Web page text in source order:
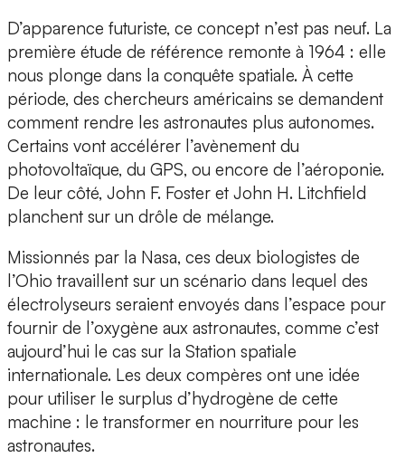
D’apparence futuriste, ce concept n’est pas neuf. La
première étude de référence remonte à 1964 : elle
nous plonge dans la conquête spatiale. À cette
période, des chercheurs américains se demandent
comment rendre les astronautes plus autonomes.
Certains vont accélérer l’avènement du
photovoltaïque, du GPS, ou encore de l’aéroponie.
De leur côté, John F. Foster et John H. Litchfield
planchent sur un drôle de mélange.
Missionnés par la Nasa, ces deux biologistes de
l’Ohio travaillent sur un scénario dans lequel des
électrolyseurs seraient envoyés dans l’espace pour
fournir de l’oxygène aux astronautes, comme c’est
aujourd’hui le cas sur la Station spatiale
internationale. Les deux compères ont une idée
pour utiliser le surplus d’hydrogène de cette
machine : le transformer en nourriture pour les
astronautes.